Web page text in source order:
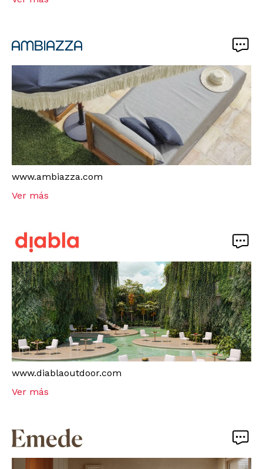
www.ambiazza.com
Ver más
www.diablaoutdoor.com
Ver más